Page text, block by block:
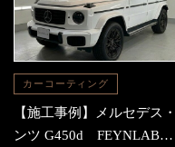
カーコーティング
【施工事例】メルセデス
ンツ G450d FEYNLAB